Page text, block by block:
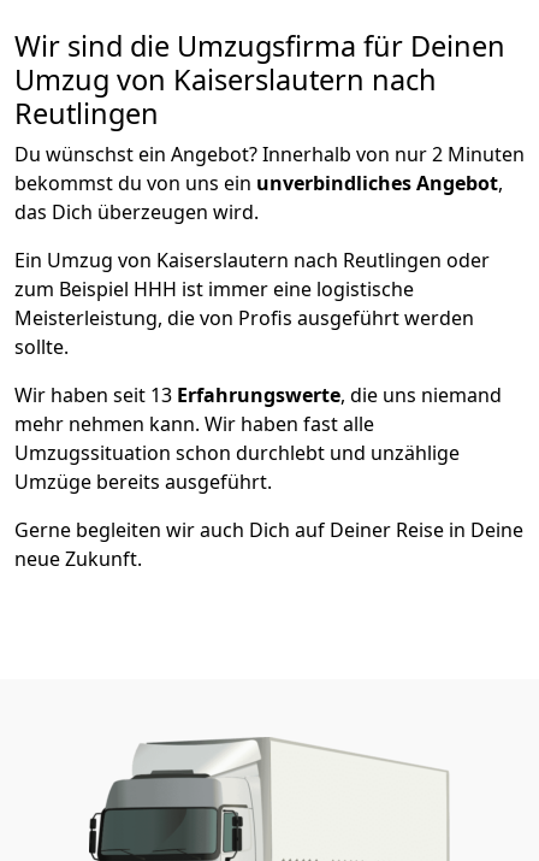
Wir sind die Umzugsfirma für Deinen
Umzug von Kaiserslautern nach
Reutlingen
Du wünschst ein Angebot? Innerhalb von nur 2 Minuten
bekommst du von uns ein unverbindliches Angebot,
das Dich überzeugen wird.
Ein Umzug von Kaiserslautern nach Reutlingen oder
zum Beispiel HHH ist immer eine logistische
Meisterleistung, die von Profis ausgeführt werden
sollte.
Wir haben seit 13 Erfahrungswerte, die uns niemand
mehr nehmen kann. Wir haben fast alle
Umzugssituation schon durchlebt und unzählige
Umzüge bereits ausgeführt.
Gerne begleiten wir auch Dich auf Deiner Reise in Deine
neue Zukunft.